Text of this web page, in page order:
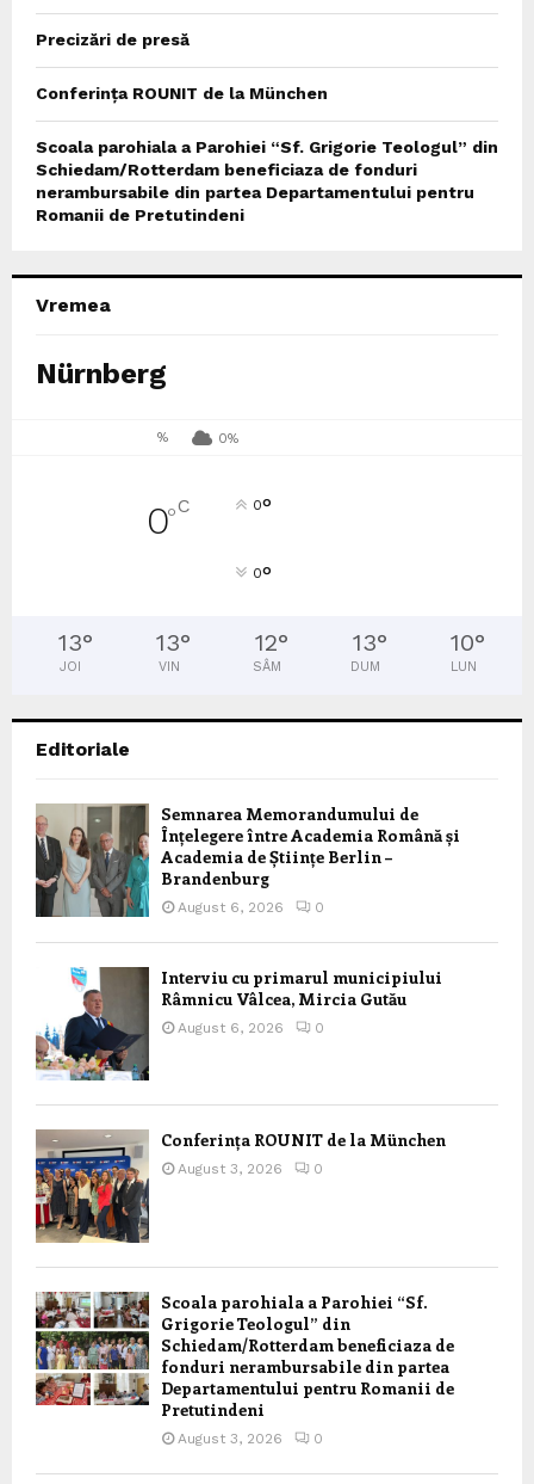
Precizări de presă
Conferința ROUNIT de la München
Scoala parohiala a Parohiei “Sf. Grigorie Teologul” din
Schiedam/Rotterdam beneficiaza de fonduri
nerambursabile din partea Departamentului pentru
Romanii de Pretutindeni
Vremea
Nürnberg
% 0%
0°C 0°
0°
13°
JOI
13°
VIN
12°
SÂM
13°
DUM
10°
LUN
Editoriale
Semnarea Memorandumului de
Înțelegere între Academia Română și
Academia de Științe Berlin –
Brandenburg
August 6, 2026 0
Interviu cu primarul municipiului
Râmnicu Vâlcea, Mircia Gutău
August 6, 2026 0
Conferința ROUNIT de la München
August 3, 2026 0
Scoala parohiala a Parohiei “Sf.
Grigorie Teologul” din
Schiedam/Rotterdam beneficiaza de
fonduri nerambursabile din partea
Departamentului pentru Romanii de
Pretutindeni
August 3, 2026 0